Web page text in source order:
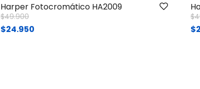
Harper Fotocromático HA2009
Price reduced from
$49.900to
$24.950